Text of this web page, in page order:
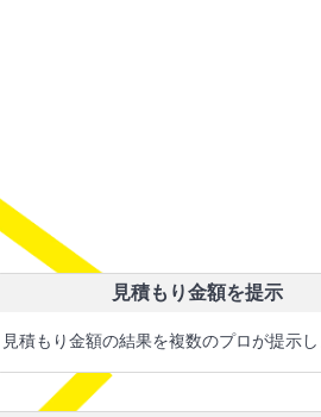
見積もり金額を提示
見積もり金額の結果を複数のプロが提示し